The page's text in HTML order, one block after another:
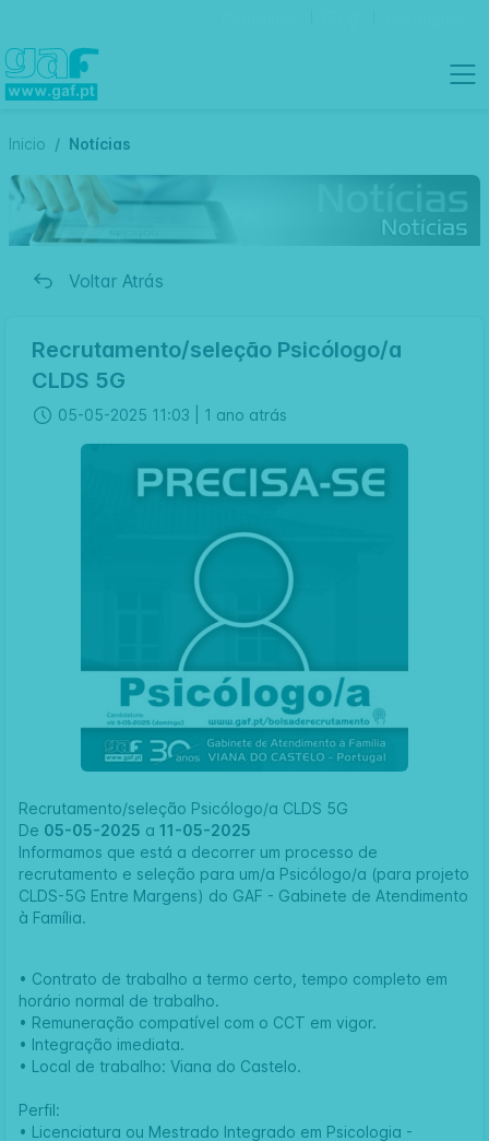
Inicio Notícias
Voltar Atrás
Recrutamento/seleção Psicólogo/a
CLDS 5G
05-05-2025 11:03 | 1 ano atrás
Recrutamento/seleção Psicólogo/a CLDS 5G
De 05-05-2025 a 11-05-2025
Informamos que está a decorrer um processo de
recrutamento e seleção para um/a Psicólogo/a (para projeto
CLDS-5G Entre Margens) do GAF - Gabinete de Atendimento
à Família.
• Contrato de trabalho a termo certo, tempo completo em
horário normal de trabalho.
• Remuneração compatível com o CCT em vigor.
• Integração imediata.
• Local de trabalho: Viana do Castelo.
Perfil:
• Licenciatura ou Mestrado Integrado em Psicologia -